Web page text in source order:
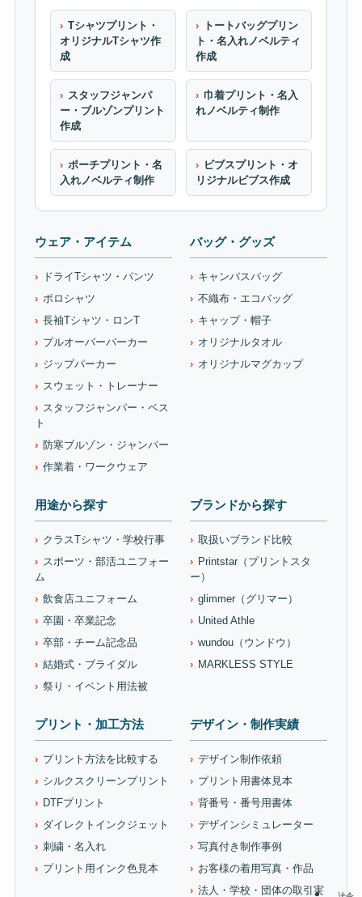
Tシャツプリント・
オリジナルTシャツ作
成
トートバッグプリン
ト・名入れノベルティ
作成
スタッフジャンパ
ー・ブルゾンプリント
作成
巾着プリント・名入
れノベルティ制作
ポーチプリント・名
入れノベルティ制作
ビブスプリント・オ
リジナルビブス作成
ウェア・アイテム
ドライTシャツ・パンツ
ポロシャツ
長袖Tシャツ・ロンT
プルオーバーパーカー
ジップパーカー
スウェット・トレーナー
スタッフジャンパー・ベス
ト
防寒ブルゾン・ジャンパー
作業着・ワークウェア
バッグ・グッズ
キャンバスバッグ
不織布・エコバッグ
キャップ・帽子
オリジナルタオル
オリジナルマグカップ
用途から探す
クラスTシャツ・学校行事
スポーツ・部活ユニフォー
ム
飲食店ユニフォーム
卒園・卒業記念
卒部・チーム記念品
結婚式・ブライダル
祭り・イベント用法被
ブランドから探す
取扱いブランド比較
Printstar（プリントスタ
ー）
glimmer（グリマー）
United Athle
wundou（ウンドウ）
MARKLESS STYLE
プリント・加工方法
プリント方法を比較する
シルクスクリーンプリント
DTFプリント
ダイレクトインクジェット
刺繍・名入れ
プリント用インク色見本
デザイン・制作実績
デザイン制作依頼
プリント用書体見本
背番号・番号用書体
デザインシミュレーター
写真付き制作事例
お客様の着用写真・作品
法人・学校・団体の取引実